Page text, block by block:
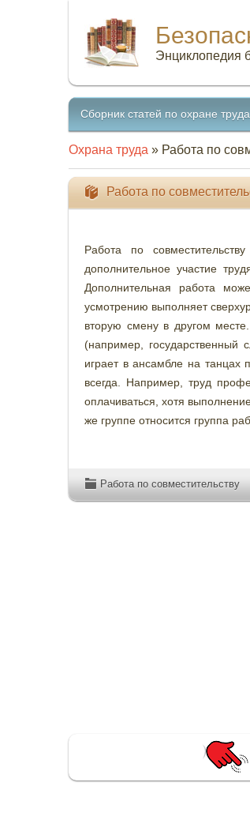
Энциклопедия
Сборник статей по охране труда
Охрана труда » Работа по
Работа по
Работа по
дополнительное участие
Дополнительная работа
усмотрению выполняет
вторую смену в другом
(например, государственный
играет в ансамбле на танцах
всегда. Например, труд
оплачиваться, хотя
же группе относится группа
Работа по совместительству